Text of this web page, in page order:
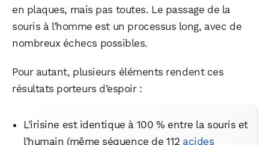
en plaques, mais pas toutes. Le passage de la
souris à l’homme est un processus long, avec de
nombreux échecs possibles.
Pour autant, plusieurs éléments rendent ces
résultats porteurs d’espoir :
L’irisine est identique à 100 % entre la souris et
l’humain (même séquence de 112 acides